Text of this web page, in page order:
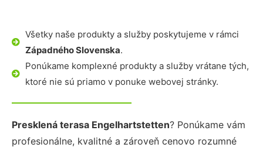
Všetky naše produkty a služby poskytujeme v rámci
Západného Slovenska.
Ponúkame komplexné produkty a služby vrátane tých,
ktoré nie sú priamo v ponuke webovej stránky.
Presklená terasa Engelhartstetten? Ponúkame vám
profesionálne, kvalitné a zároveň cenovo rozumné